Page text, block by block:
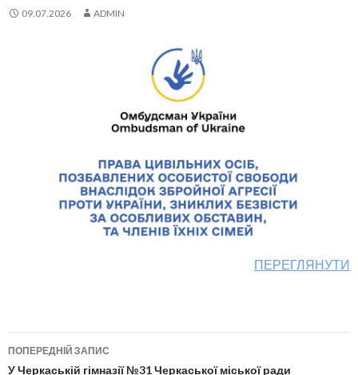
09.07.2026 ADMIN
ПЕРЕГЛЯНУТИ
ПОПЕРЕДНІЙ ЗАПИС
У Черкаській гімназії №31 Черкаської міської ради